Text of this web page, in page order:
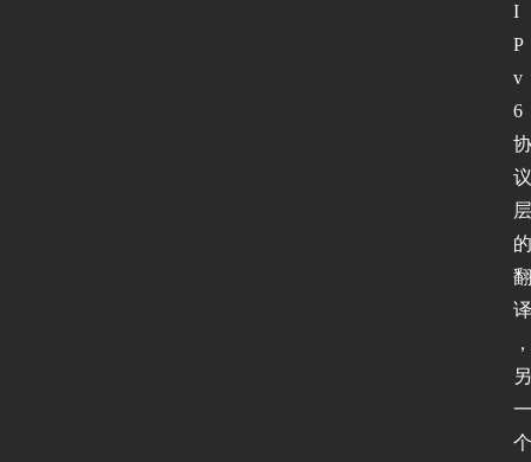
I
P
v
6
协
议
层
的
翻
译
，
另
一
个